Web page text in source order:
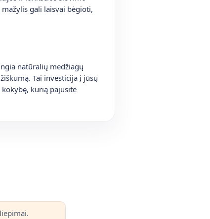
gali laisvai bėgioti,
natūralių medžiagų
Tai investicija į jūsų
kurią pajusite